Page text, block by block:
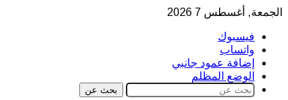
الجمعة, أغسطس 7 2026
فيسبوك
واتساب
إضافة عمود جانبي
الوضع المظلم
بحث عن